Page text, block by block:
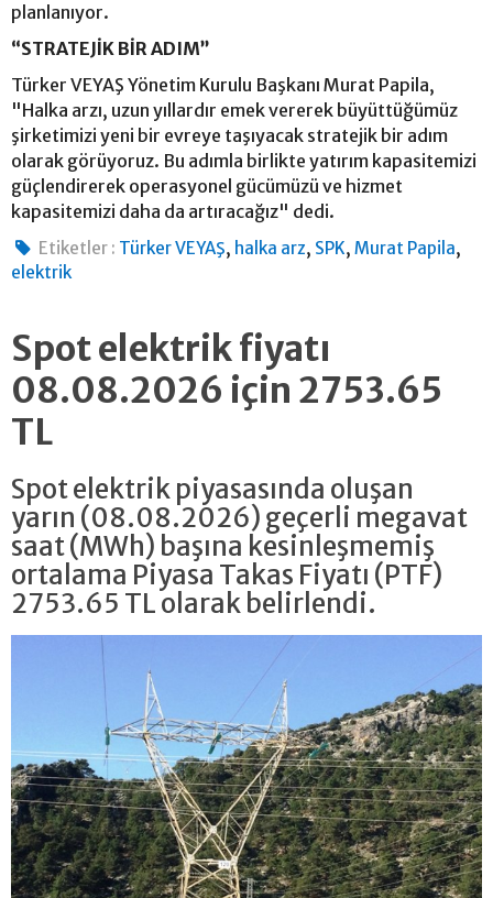
planlanıyor.
“STRATEJİK BİR ADIM”
Türker VEYAŞ Yönetim Kurulu Başkanı Murat Papila,
"Halka arzı, uzun yıllardır emek vererek büyüttüğümüz
şirketimizi yeni bir evreye taşıyacak stratejik bir adım
olarak görüyoruz. Bu adımla birlikte yatırım kapasitemizi
güçlendirerek operasyonel gücümüzü ve hizmet
kapasitemizi daha da artıracağız" dedi.
Etiketler : Türker VEYAŞ, halka arz, SPK,Murat Papila,
elektrik
Spot elektrik fiyatı
08.08.2026 için 2753.65
TL
Spot elektrik piyasasında oluşan
yarın (08.08.2026) geçerli megavat
saat (MWh) başına kesinleşmemiş
ortalama Piyasa Takas Fiyatı (PTF)
2753.65 TL olarak belirlendi.